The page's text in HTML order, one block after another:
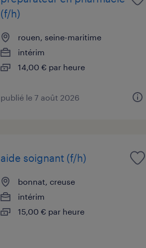
(f/h)
rouen, seine-maritime
intérim
14,00 € par heure
publié le 7 août 2026
aide soignant (f/h)
bonnat, creuse
intérim
15,00 € par heure